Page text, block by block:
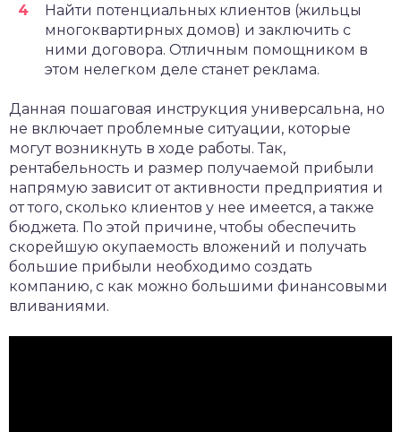
Найти потенциальных клиентов (жильцы
многоквартирных домов) и заключить с
ними договора. Отличным помощником в
этом нелегком деле станет реклама.
Данная пошаговая инструкция универсальна, но
не включает проблемные ситуации, которые
могут возникнуть в ходе работы. Так,
рентабельность и размер получаемой прибыли
напрямую зависит от активности предприятия и
от того, сколько клиентов у нее имеется, а также
бюджета. По этой причине, чтобы обеспечить
скорейшую окупаемость вложений и получать
большие прибыли необходимо создать
компанию, с как можно большими финансовыми
вливаниями.